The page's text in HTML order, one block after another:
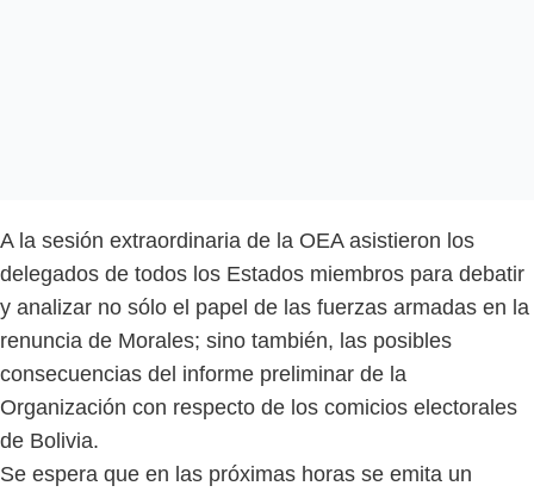
A la sesión extraordinaria de la OEA asistieron los
delegados de todos los Estados miembros para debatir
y analizar no sólo el papel de las fuerzas armadas en la
renuncia de Morales; sino también, las posibles
consecuencias del informe preliminar de la
Organización con respecto de los comicios electorales
de Bolivia.
Se espera que en las próximas horas se emita un